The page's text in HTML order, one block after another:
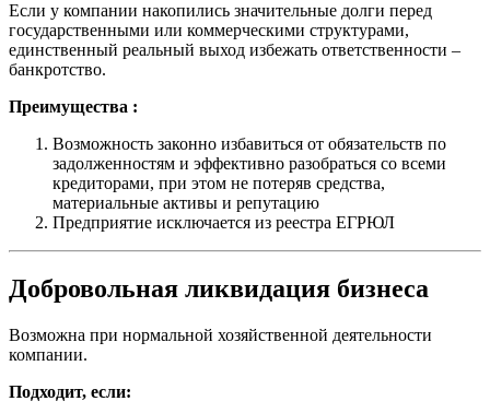
Если у компании накопились значительные долги перед
государственными или коммерческими структурами,
единственный реальный выход избежать ответственности –
банкротство.
Преимущества :
Возможность законно избавиться от обязательств по
задолженностям и эффективно разобраться со всеми
кредиторами, при этом не потеряв средства,
материальные активы и репутацию
Предприятие исключается из реестра ЕГРЮЛ
Добровольная ликвидация бизнеса
Возможна при нормальной хозяйственной деятельности
компании.
Подходит, если: